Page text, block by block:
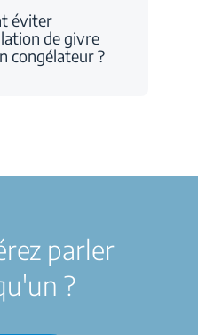
éviter
de givre
congélateur ?
parler
?